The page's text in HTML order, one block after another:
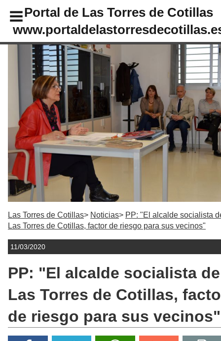
Portal de Las Torres de Cotillas
Las Torres de Cotillas Noticias
PP: "El alcalde socialista
Las Torres de Cotillas, factor de riesgo para sus vecinos"
11/03/2020
PP: "El alcalde socialista de
Las Torres de Cotillas,
de riesgo para sus vecinos"